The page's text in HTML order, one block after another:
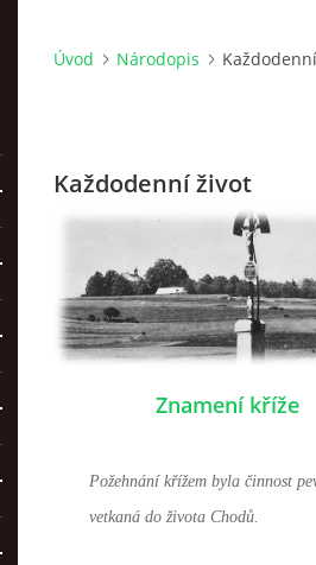
Úvod Národopis
Každodenní život
Znamení kříže
Požehnání křížem byla činnost
vetkaná do života Chodů.